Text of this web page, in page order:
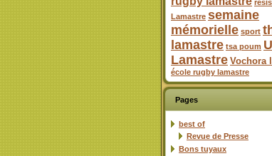
Lamastre semaine
mémorielle sport
lamastre tsa poum
Lamastre Vochora
école rugby lamastre
Pages
best of
Revue de Presse
Bons tuyaux